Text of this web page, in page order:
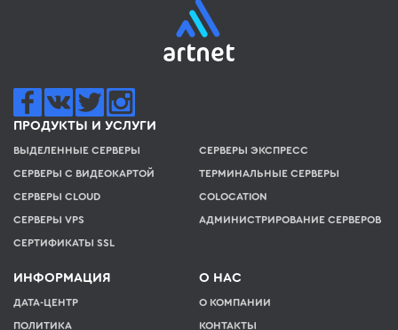
ПРОДУКТЫ И УСЛУГИ
ВЫДЕЛЕННЫЕ СЕРВЕРЫ СЕРВЕРЫ ЭКСПРЕСС
СЕРВЕРЫ С ВИДЕОКАРТОЙ ТЕРМИНАЛЬНЫЕ СЕРВЕРЫ
СЕРВЕРЫ CLOUD COLOCATION
СЕРВЕРЫ VPS АДМИНИСТРИРОВАНИЕ СЕРВЕРОВ
СЕРТИФИКАТЫ SSL
ИНФОРМАЦИЯ
ДАТА-ЦЕНТР
ПОЛИТИКА
О НАС
О КОМПАНИИ
КОНТАКТЫ